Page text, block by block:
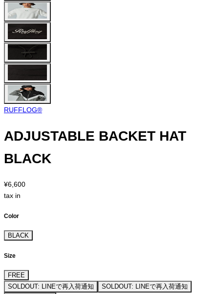
RUFFLOG®︎
ADJUSTABLE BACKET HAT
BLACK
¥6,600
tax in
Color
BLACK
Size
FREE
SOLDOUT: LINEで再入荷通知
SOLDOUT: LINEで再入荷通知